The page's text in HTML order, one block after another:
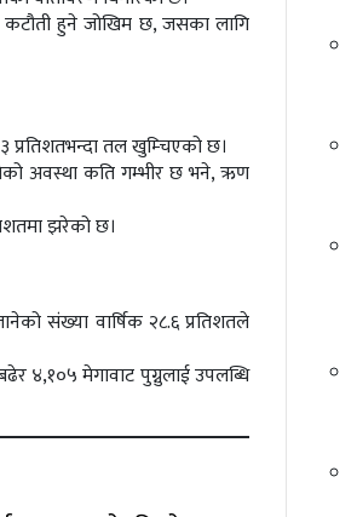
हुने जोखिम छ, जसका लागि
प्रतिशतभन्दा तल खुम्चिएको छ।
अवस्था कति गम्भीर छ भने, ऋण
झरेको छ।
संख्या वार्षिक २८.६ प्रतिशतले
४,१०५ मेगावाट पुग्नुलाई उपलब्धि